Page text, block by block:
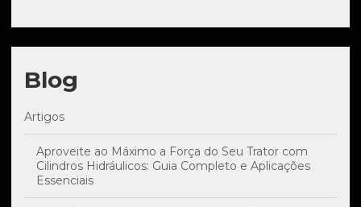
Blog
Artigos
Aproveite ao Máximo a Força do Seu Trator com
Cilindros Hidráulicos: Guia Completo e Aplicações
Essenciais